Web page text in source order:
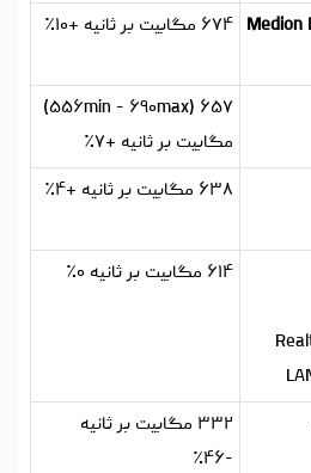
Medion ۶۷۴ مگابیت بر ثانیه +۱۰٪
۶۵۷ (۵۵۶min - ۶۹۰max)
مگابیت بر ثانیه +۷٪
۶۳۸ مگابیت بر ثانیه +۴٪
۶۱۴ مگابیت بر ثانیه ۰٪
۳۳۲ مگابیت بر ثانیه
-۴۶٪